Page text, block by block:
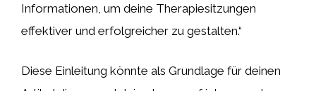
Informationen, um deine Therapiesitzungen
effektiver und erfolgreicher zu gestalten.“
Diese Einleitung könnte als Grundlage für deinen